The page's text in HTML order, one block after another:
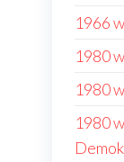
1966
1980
1980
1980